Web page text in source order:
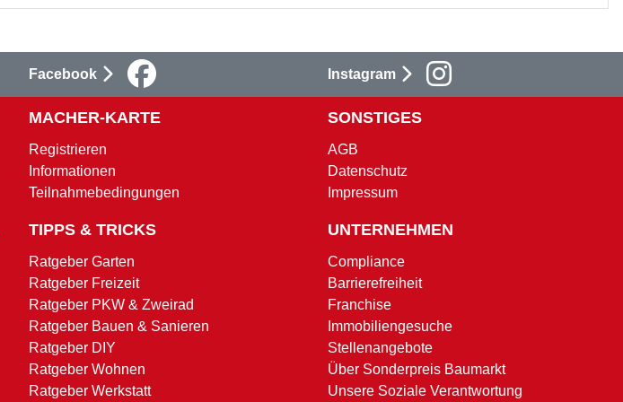
Facebook Instagram
MACHER-KARTE
Registrieren
Informationen
Teilnahmebedingungen
TIPPS & TRICKS
Ratgeber Garten
Ratgeber Freizeit
Ratgeber PKW & Zweirad
Ratgeber Bauen & Sanieren
Ratgeber DIY
Ratgeber Wohnen
Ratgeber Werkstatt
SONSTIGES
AGB
Datenschutz
Impressum
UNTERNEHMEN
Compliance
Barrierefreiheit
Franchise
Immobiliengesuche
Stellenangebote
Über Sonderpreis Baumarkt
Unsere Soziale Verantwortung